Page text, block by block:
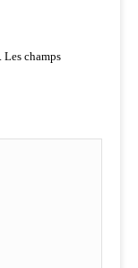
Les champs